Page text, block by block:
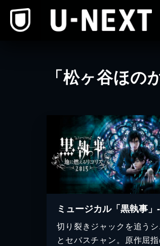
「松ヶ谷ほの
切り裂きジャックを追う
とセバスチャン。原作屈